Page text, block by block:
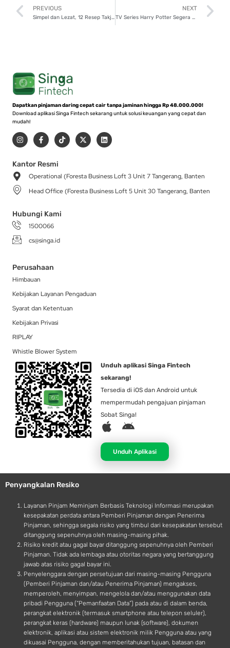
Prev
PREVIOUS
Simpel dan Lezat, 12 Resep Takjil untuk Buka Puasa!
NEXT
TV Series Harry Potter Segera Hadir, Cek Fakta Terbarunya!
Dapatkan pinjaman daring cepat cair tanpa jaminan hingga Rp 48.000.000!
Download aplikasi Singa Fintech sekarang untuk solusi keuangan yang cepat dan
mudah!
I
n
s
a
g
r
a
m
F
a
c
b
o
-
T
i
k
X
-
t
t
r
L
i
n
i
Kantor Resmi
Operational (Foresta Business Loft 3 Unit 7 Tangerang, Banten
Head Office (Foresta Business Loft 5 Unit 30 Tangerang, Banten
Hubungi Kami
1500066
cs@singa.id
Perusahaan
Himbauan
Kebijakan Layanan Pengaduan
Syarat dan Ketentuan
Kebijakan Privasi
RIPLAY
Whistle Blower System
Unduh aplikasi Singa Fintech
sekarang!
Tersedia di iOS dan Android untuk
mempermudah pengajuan pinjaman
Sobat Singa!
A
p
l
e
A
d
r
o
d
Unduh Aplikasi
Penyangkalan Resiko
Layanan Pinjam Meminjam Berbasis Teknologi Informasi merupakan
kesepakatan perdata antara Pemberi Pinjaman dengan Penerima
Pinjaman, sehingga segala risiko yang timbul dari kesepakatan tersebut
ditanggung sepenuhnya oleh masing-masing pihak.
Risiko kredit atau gagal bayar ditanggung sepenuhnya oleh Pemberi
Pinjaman. Tidak ada lembaga atau otoritas negara yang bertanggung
jawab atas risiko gagal bayar ini.
Penyelenggara dengan persetujuan dari masing-masing Pengguna
(Pemberi Pinjaman dan/atau Penerima Pinjaman) mengakses,
memperoleh, menyimpan, mengelola dan/atau menggunakan data
pribadi Pengguna (“Pemanfaatan Data”) pada atau di dalam benda,
perangkat elektronik (termasuk smartphone atau telepon seluler),
perangkat keras (hardware) maupun lunak (software), dokumen
elektronik, aplikasi atau sistem elektronik milik Pengguna atau yang
dikuasai Pengguna, dengan memberitahukan tujuan, batasan dan